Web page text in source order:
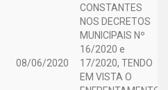
08/06/2020
CONSTANTES
NOS DECRETOS
MUNICIPAIS Nº
16/2020 e
17/2020, TENDO
EM VISTA O